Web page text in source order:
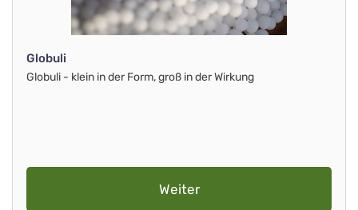
Globuli
Globuli - klein in der Form, groß in der Wirkung
Weiter